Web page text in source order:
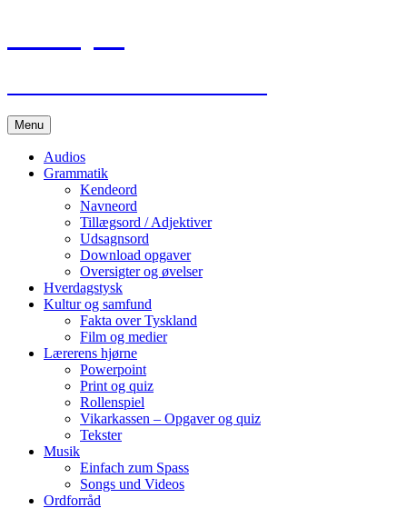
Menu Hop
til
indhold
Audios
Grammatik
Kendeord
Navneord
Tillægsord / Adjektiver
Udsagnsord
Download opgaver
Oversigter og øvelser
Hverdagstysk
Kultur og samfund
Fakta over Tyskland
Film og medier
Lærerens hjørne
Powerpoint
Print og quiz
Rollenspiel
Vikarkassen – Opgaver og quiz
Tekster
Musik
Einfach zum Spass
Songs und Videos
Ordforråd